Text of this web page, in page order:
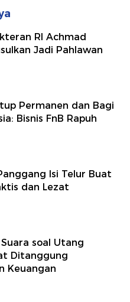
RI Achmad
Jadi Pahlawan
Permanen dan Bagi
Bisnis FnB Rapuh
Isi Telur Buat
dan Lezat
soal Utang
Ditanggung
Keuangan